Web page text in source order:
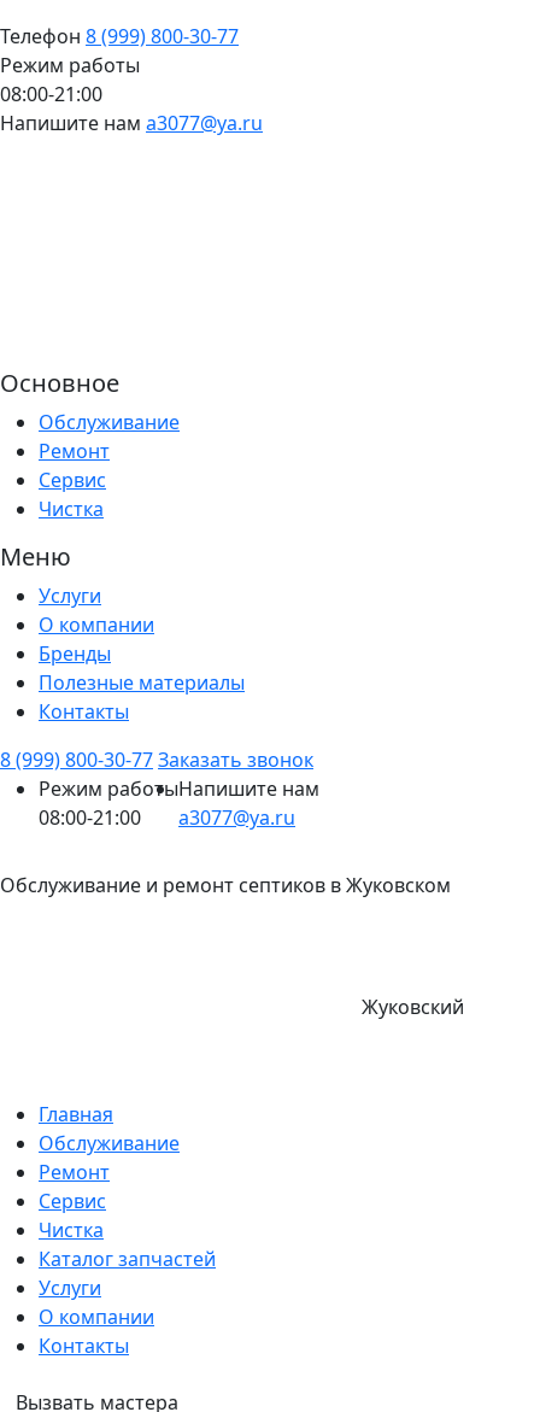
Телефон 8 (999) 800-30-77
Режим работы
08:00-21:00
Напишите нам a3077@ya.ru
Основное
Обслуживание
Ремонт
Сервис
Чистка
Меню
Услуги
О компании
Бренды
Полезные материалы
Контакты
8 (999) 800-30-77Заказать звонок
Режим работы
08:00-21:00
Напишите нам
a3077@ya.ru
Обслуживание и ремонт септиков в Жуковском
Жуковский
Главная
Обслуживание
Ремонт
Сервис
Чистка
Каталог запчастей
Услуги
О компании
Контакты
Вызвать мастера